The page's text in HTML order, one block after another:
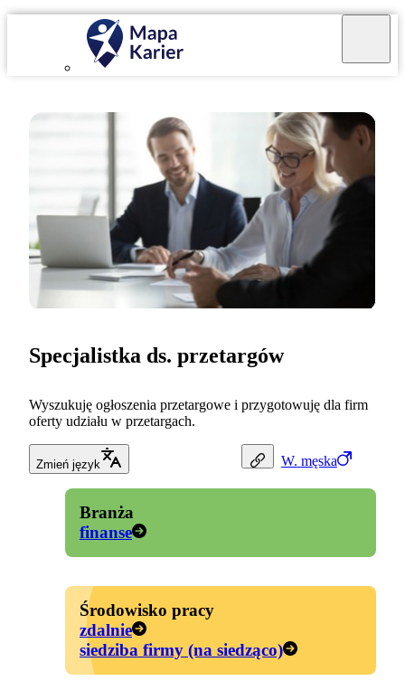
W. męska
Specjalistka ds. przetargów
Wyszukuję ogłoszenia przetargowe i przygotowuję dla firm
oferty udziału w przetargach.
Zmień język
Branża
finanse
Środowisko pracy
zdalnie
siedziba firmy (na siedząco)